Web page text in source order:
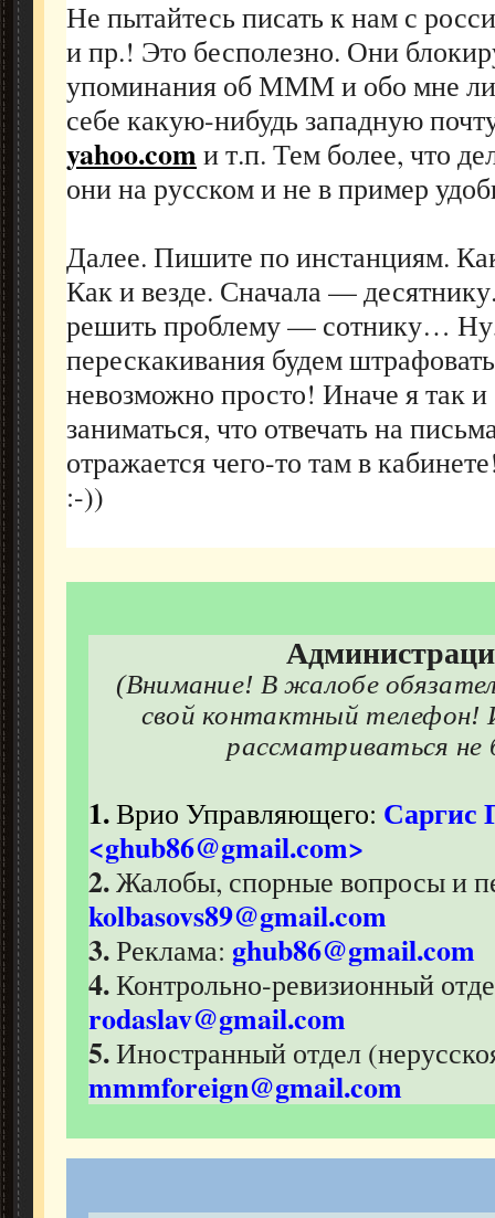
Не пытайтесь писать к нам с
и пр.! Это бесполезно. Они
упоминания об МММ и обо мне
себе какую-нибудь западную
yahoo.com и т.п. Тем более, что
они на русском и не в пример
Далее. Пишите по инстанциям.
Как и везде. Сначала —
решить проблему — сотнику…
перескакивания будем
невозможно просто! Иначе я так и
заниматься, что отвечать на
отражается чего-то там в
:-))
Админис
(Внимание! В жалобе
свой контактный телефон!
рассматриваться не
1.Врио Управляющего: Саргис
<ghub86@gmail.com>
2.Жалобы, спорные вопросы и
kolbasovs89@gmail.com
3.Реклама: ghub86@gmail.com
4.Контрольно-ревизионный
rodaslav@gmail.com
5.Иностранный отдел
mmmforeign@gmail.com